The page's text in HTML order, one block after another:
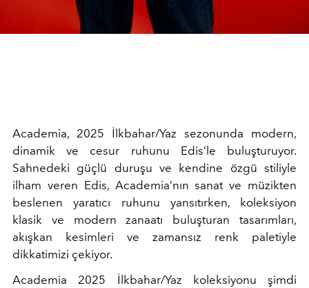
Academia, 2025 İlkbahar/Yaz sezonunda modern,
dinamik ve cesur ruhunu Edis’le buluşturuyor.
Sahnedeki güçlü duruşu ve kendine özgü stiliyle
ilham veren Edis, Academia’nın sanat ve müzikten
beslenen yaratıcı ruhunu yansıtırken, koleksiyon
klasik ve modern zanaatı buluşturan tasarımları,
akışkan kesimleri ve zamansız renk paletiyle
dikkatimizi çekiyor.
Academia 2025 İlkbahar/Yaz koleksiyonu şimdi